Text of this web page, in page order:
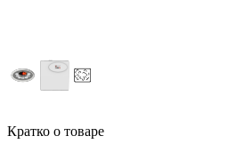
Кратко о товаре